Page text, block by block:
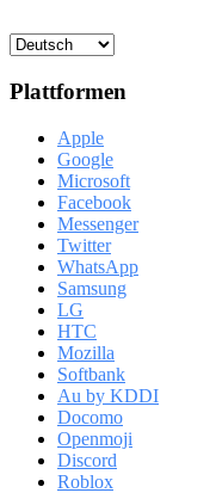
Plattformen
Apple
Google
Microsoft
Facebook
Messenger
Twitter
WhatsApp
Samsung
LG
HTC
Mozilla
Softbank
Au by KDDI
Docomo
Openmoji
Discord
Roblox